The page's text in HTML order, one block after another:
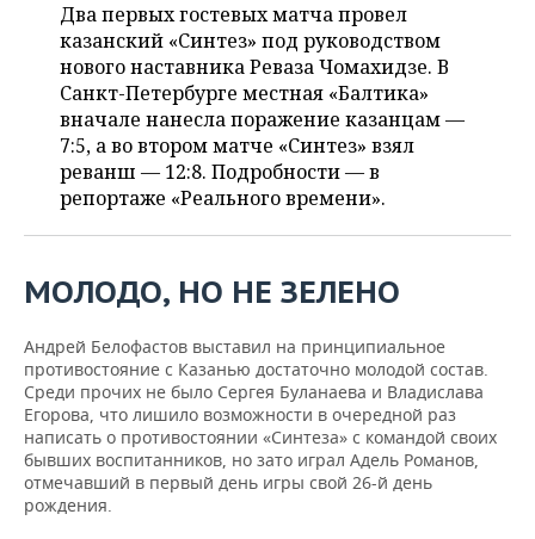
ВУЗЫ ТАТАРСТАНА
КОМУ ПРИНАДЛЕЖАТ
ТОРГОВЫЕ ЦЕНТРЫ
ТАТАРСТАНА
БАНКИ
БЮДЖЕТ
ИНВЕСТИЦИИ
АГРОПРОМ
МАШИНОСТРОЕНИЕ
НЕФТЕХИМИЯ
НЕФТЬ
НОВОСТИ НЕДВИЖИМОСТИ
АВТО
НОВОСТИ АВТО
БИЗНЕС
НОВОСТИ БИЗНЕСА
РОЗНИЧНАЯ ТОРГОВЛЯ
УСЛУГИ
ТЕХНОЛОГИИ
НОВОСТИ ТЕХНОЛОГИЙ
МЕДИА
ТЕЛЕКОММУНИКАЦИИ
МЕРОПРИЯТИЯ
ВЫЕЗДНАЯ РЕДАКЦИЯ
БИЗНЕС-БРАНЧИ
ONLINE-КОНФЕРЕНЦИИ
ОТКРЫТАЯ ЛЕКЦИЯ
НОВОСТИ СПОРТА
ФУТБОЛ
ХОККЕЙ
БАСКЕТБОЛ
ОБЩЕСТВО
НОВОСТИ ОБЩЕСТВА
ВЛАСТЬ
ИНФРАСТРУКТУРА
ФОТОГАЛЕРЕЯ
СЮЖЕТЫ
СПРАВОЧНИК
Два первых гостевых матча провел
казанский «Синтез» под руководством
нового наставника Реваза Чомахидзе. В
Санкт-Петербурге местная «Балтика»
вначале нанесла поражение казанцам —
7:5, а во втором матче «Синтез» взял
реванш — 12:8. Подробности — в
репортаже «Реального времени».
МОЛОДО, НО НЕ ЗЕЛЕНО
Андрей Белофастов выставил на принципиальное
противостояние с Казанью достаточно молодой состав.
Среди прочих не было Сергея Буланаева и Владислава
Егорова, что лишило возможности в очередной раз
написать о противостоянии «Синтеза» с командой своих
бывших воспитанников, но зато играл Адель Романов,
отмечавший в первый день игры свой 26-й день
рождения.